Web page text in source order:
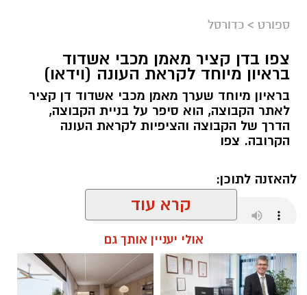
ספורט > כדורסל
צפו בדן קציר מאמן מכבי אשדוד
בראיון מיוחד לקראת העונה (וידאו)
בראיון מיוחד שערך מאמן מכבי אשדוד דן קציר
לאתר הקבוצה, הוא סיפר על בניית הקבוצה,
הדרך של הקבוצה והציפיות לקראת העונה
הקרובה. צפו
להאזנה לתוכן:
שחר כחלון / 18:01 07.08.26
קרא עוד
אולי יעניין אותך גם